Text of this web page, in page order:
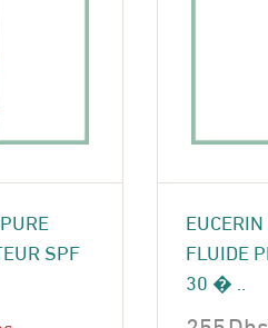
SPF
FLUIDE
30 � ..